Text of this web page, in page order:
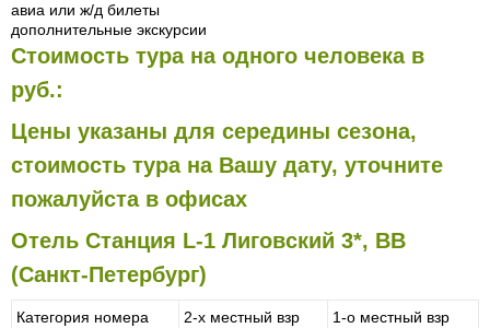
авиа или ж/д билеты
дополнительные экскурсии
Стоимость тура на одного человека в
руб.:
Цены указаны для середины сезона,
стоимость тура на Вашу дату, уточните
пожалуйста в офисах
Отель Станция L-1 Лиговский 3*, BB
(Санкт-Петербург)
Категория номера 2-х местный взр
1-о местный взр